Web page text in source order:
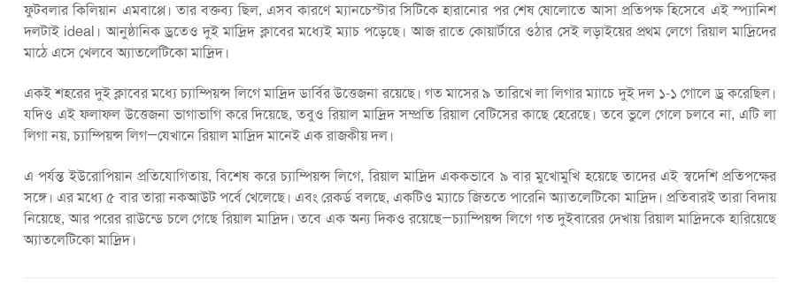
ফুটবলার কিলিয়ান এমবাপ্পে। তার বক্তব্য ছিল, এসব কারণে ম্যানচেস্টার সিটিকে হারানোর পর শেষ ষোলোতে আসা প্রতিপক্ষ হিসেবে এই স্প্যানিশ
দলটাই ideal। আনুষ্ঠানিক ড্রতেও দুই মাদ্রিদ ক্লাবের মধ্যেই ম্যাচ পড়েছে। আজ রাতে কোয়ার্টারে ওঠার সেই লড়াইয়ের প্রথম লেগে রিয়াল মাদ্রিদের
মাঠে এসে খেলবে অ্যাতলেটিকো মাদ্রিদ।
একই শহরের দুই ক্লাবের মধ্যে চ্যাম্পিয়ন্স লিগে মাদ্রিদ ডার্বির উত্তেজনা রয়েছে। গত মাসের ৯ তারিখে লা লিগার ম্যাচে দুই দল ১-১ গোলে ড্র করেছিল।
যদিও এই ফলাফল উত্তেজনা ভাগাভাগি করে দিয়েছে, তবুও রিয়াল মাদ্রিদ সম্প্রতি রিয়াল বেটিসের কাছে হেরেছে। তবে ভুলে গেলে চলবে না, এটি লা
লিগা নয়, চ্যাম্পিয়ন্স লিগ—যেখানে রিয়াল মাদ্রিদ মানেই এক রাজকীয় দল।
এ পর্যন্ত ইউরোপিয়ান প্রতিযোগিতায়, বিশেষ করে চ্যাম্পিয়ন্স লিগে, রিয়াল মাদ্রিদ এককভাবে ৯ বার মুখোমুখি হয়েছে তাদের এই স্বদেশি প্রতিপক্ষের
সঙ্গে। এর মধ্যে ৫ বার তারা নকআউট পর্বে খেলেছে। এবং রেকর্ড বলছে, একটিও ম্যাচে জিততে পারেনি অ্যাতলেটিকো মাদ্রিদ। প্রতিবারই তারা বিদায়
নিয়েছে, আর পরের রাউন্ডে চলে গেছে রিয়াল মাদ্রিদ। তবে এক অন্য দিকও রয়েছে—চ্যাম্পিয়ন্স লিগে গত দুইবারের দেখায় রিয়াল মাদ্রিদকে হারিয়েছে
অ্যাতলেটিকো মাদ্রিদ।